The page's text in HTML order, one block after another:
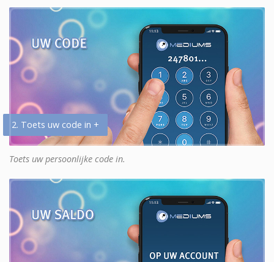
2. Toets uw code in +
Toets uw persoonlijke code in.